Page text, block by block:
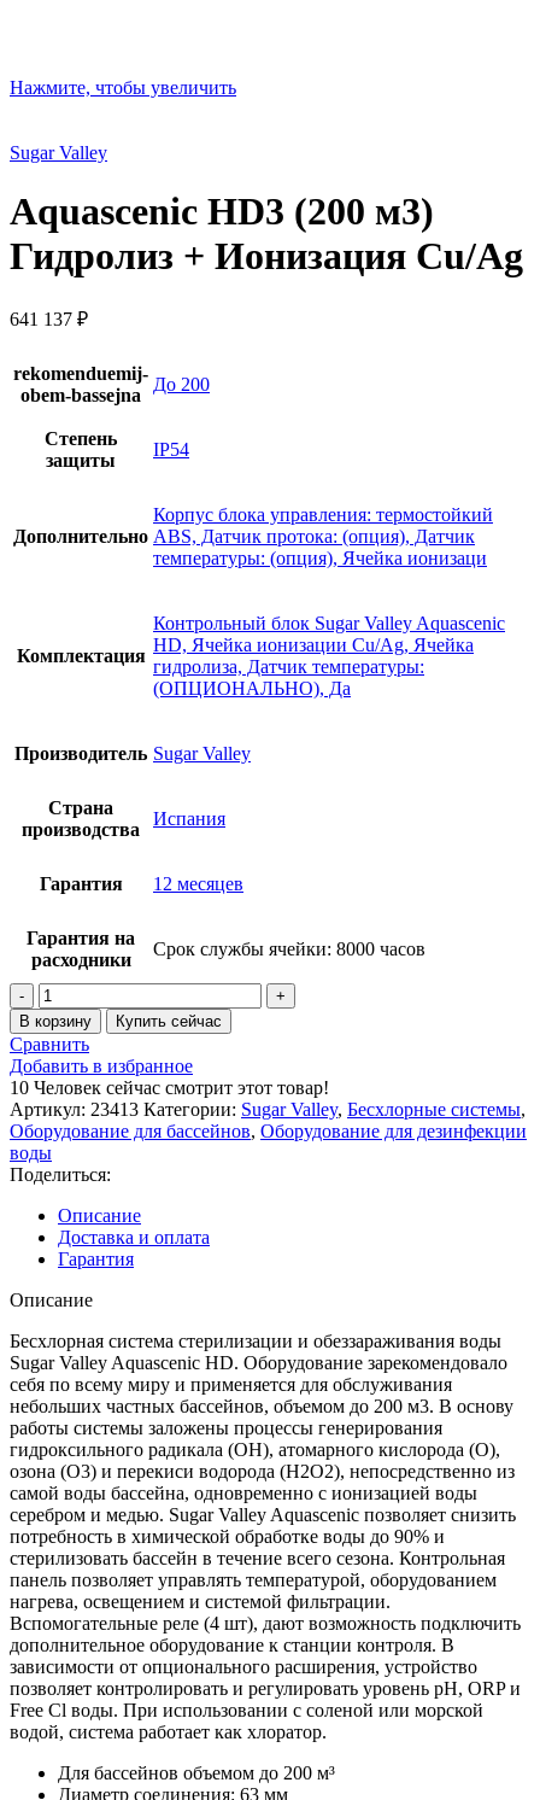
Нажмите, чтобы увеличить
Sugar Valley
Aquascenic HD3 (200 м3)
Гидролиз + Ионизация Cu/Ag
641 137 ₽
rekomenduemij-
obem-bassejna
До 200
Степень
защиты
IP54
Дополнительно
Корпус блока управления: термостойкий
ABS, Датчик протока: (опция), Датчик
температуры: (опция), Ячейка ионизаци
Комплектация
Контрольный блок Sugar Valley Aquascenic
HD, Ячейка ионизации Cu/Ag, Ячейка
гидролиза, Датчик температуры:
(ОПЦИОНАЛЬНО), Да
Производитель Sugar Valley
Страна
производства
Испания
Гарантия 12 месяцев
Гарантия на
расходники
Срок службы ячейки: 8000 часов
Количество
товара
Aquascenic
HD3
(200
м3)
Гидролиз
+
Ионизация
Cu/Ag
В корзину Купить сейчас
Сравнить
Добавить в избранное
10 Человек сейчас смотрит этот товар!
Артикул: 23413 Категории: Sugar Valley, Бесхлорные системы,
Оборудование для бассейнов, Оборудование для дезинфекции
воды
Поделиться:
Описание
Доставка и оплата
Гарантия
Описание
Бесхлорная система стерилизации и обеззараживания воды
Sugar Valley Aquascenic HD. Оборудование зарекомендовало
себя по всему миру и применяется для обслуживания
небольших частных бассейнов, объемом до 200 м3. В основу
работы системы заложены процессы генерирования
гидроксильного радикала (ОН), атомарного кислорода (О),
озона (О3) и перекиси водорода (Н2О2), непосредственно из
самой воды бассейна, одновременно с ионизацией воды
серебром и медью. Sugar Valley Aquascenic позволяет снизить
потребность в химической обработке воды до 90% и
стерилизовать бассейн в течение всего сезона. Контрольная
панель позволяет управлять температурой, оборудованием
нагрева, освещением и системой фильтрации.
Вспомогательные реле (4 шт), дают возможность подключить
дополнительное оборудование к станции контроля. В
зависимости от опционального расширения, устройство
позволяет контролировать и регулировать уровень pH, ORP и
Free Cl воды. При использовании с соленой или морской
водой, система работает как хлоратор.
Для бассейнов объемом до 200 м³
Диаметр соединения: 63 мм